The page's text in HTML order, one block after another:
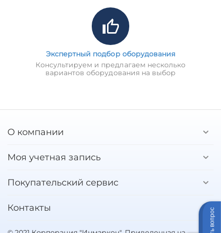
Экспертный подбор оборудования
Консультируем и предлагаем несколько
вариантов оборудования на выбор
О компании
Моя учетная запись
Покупательский сервис
Контакты